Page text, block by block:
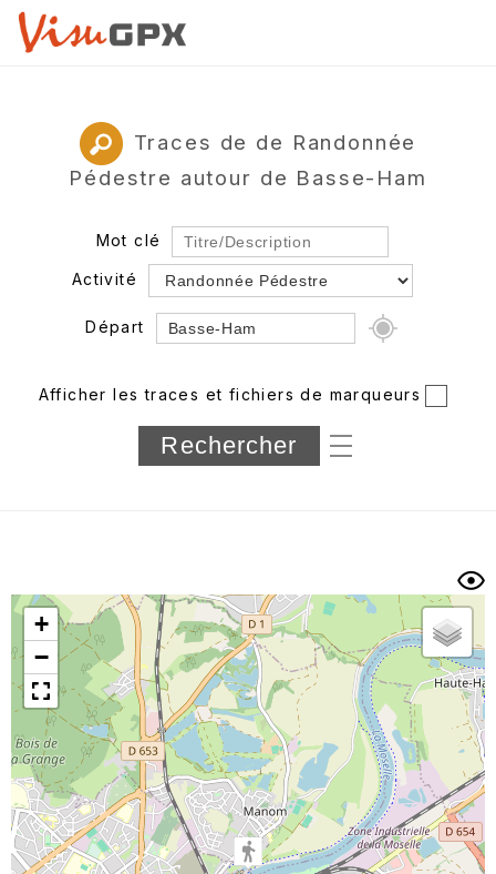
Traces de de Randonnée
Pédestre autour de Basse-Ham
Mot clé
Activité
Départ
Département
Longueur min/max
Trier par
Horodatage Photos
Afficher les traces et fichiers de marqueurs
+
−